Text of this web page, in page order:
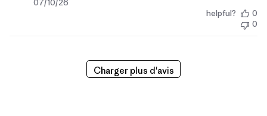
Date
07/10/26
helpful?
0
0
Charger plus d'avis